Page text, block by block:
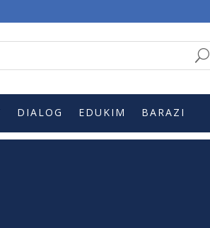
DIALOG EDUKIM BARAZI